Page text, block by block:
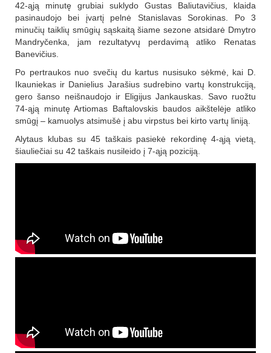
42-ąją minutę grubiai suklydo Gustas Baliutavičius, klaida
pasinaudojo bei įvartį pelnė Stanislavas Sorokinas. Po 3
minučių taiklių smūgių sąskaitą šiame sezone atsidarė Dmytro
Mandryčenka, jam rezultatyvų perdavimą atliko Renatas
Banevičius.
Po pertraukos nuo svečių du kartus nusisuko sėkmė, kai D.
Ikauniekas ir Danielius Jarašius sudrebino vartų konstrukciją,
gero šanso neišnaudojo ir Eligijus Jankauskas. Savo ruožtu
74-ąją minutę Artiomas Baftalovskis baudos aikštelėje atliko
smūgį – kamuolys atsimušė į abu virpstus bei kirto vartų liniją.
Alytaus klubas su 45 taškais pasiekė rekordinę 4-ąją vietą,
šiauliečiai su 42 taškais nusileido į 7-ąją poziciją.